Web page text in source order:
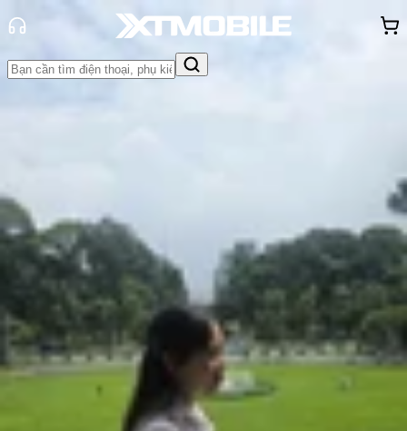
mãi
hàng - Sự kiện
Hướng dẫn cách tắt chế độ im lặng
trên iPhone nhanh chóng, dễ dàng
Hồng Huệ
Ngày đăng:17/11/2025
17/11/2025
Theo dõi XTMobile trên